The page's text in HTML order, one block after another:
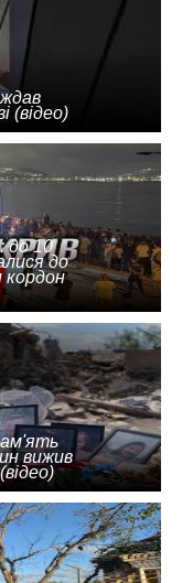
(відео)
до 10
до
кордон
вижив